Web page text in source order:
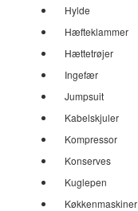
Hylde
Hæfteklammer
Hættetrøjer
Ingefær
Jumpsuit
Kabelskjuler
Kompressor
Konserves
Kuglepen
Køkkenmaskiner